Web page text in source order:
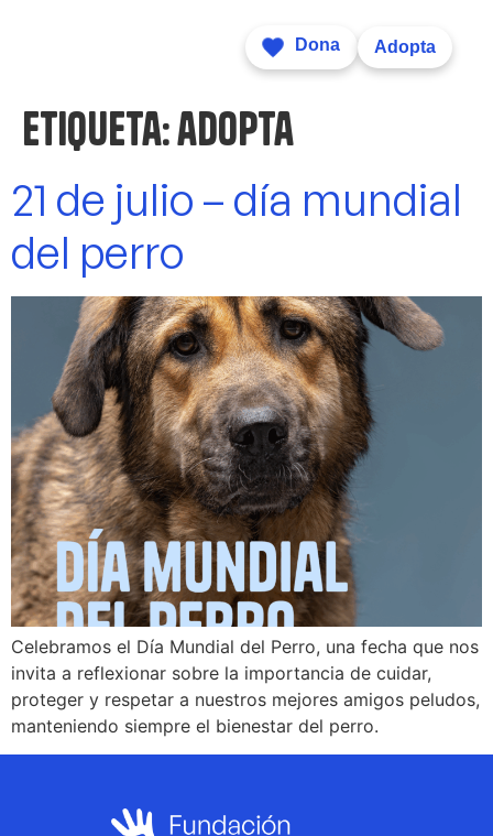
Dona Adopta
Etiqueta:adopta
21 de julio – día mundial
del perro
Celebramos el Día Mundial del Perro, una fecha que nos
invita a reflexionar sobre la importancia de cuidar,
proteger y respetar a nuestros mejores amigos peludos,
manteniendo siempre el bienestar del perro.